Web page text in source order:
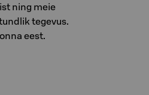
ning meie
tegevus.
eest.